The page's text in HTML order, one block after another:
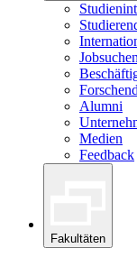
Alumni
Medien
Feedback
Fakultäten